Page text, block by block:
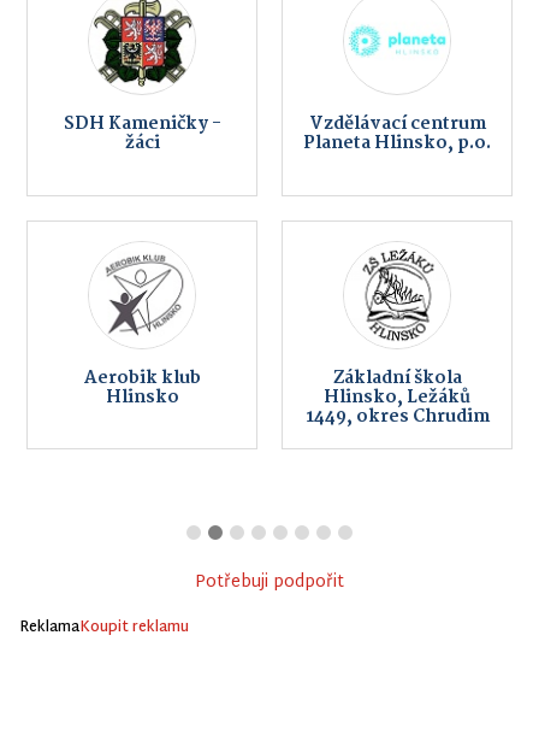
SDH Kameničky -
žáci
Vzdělávací centrum
Planeta Hlinsko, p.o.
Aerobik klub
Hlinsko
Základní škola
Hlinsko, Ležáků
1449, okres Chrudim
Potřebuji podpořit
ReklamaKoupit reklamu